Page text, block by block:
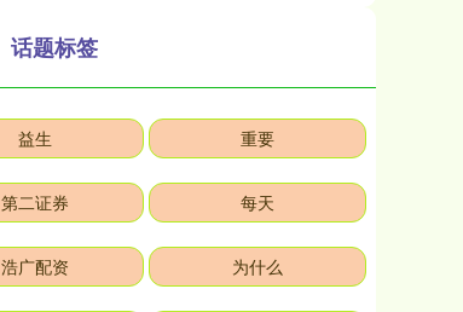
话题标签
益生 重要
第二证券 每天
浩广配资 为什么